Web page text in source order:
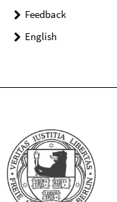
Feedback
English